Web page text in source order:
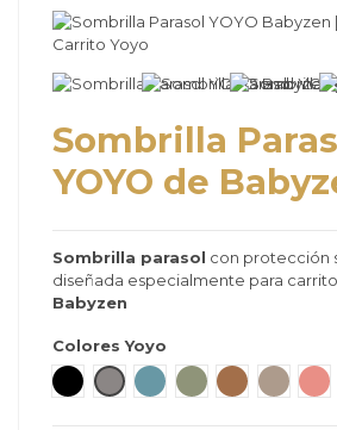
Sombrilla
YOYO de
Sombrilla parasol con protección
diseñada especialmente para
Babyzen
Colores Yoyo
Negro Stone Aqua Olive Toffee Taupe